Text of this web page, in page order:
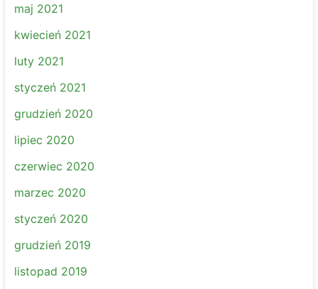
maj 2021
kwiecień 2021
luty 2021
styczeń 2021
grudzień 2020
lipiec 2020
czerwiec 2020
marzec 2020
styczeń 2020
grudzień 2019
listopad 2019